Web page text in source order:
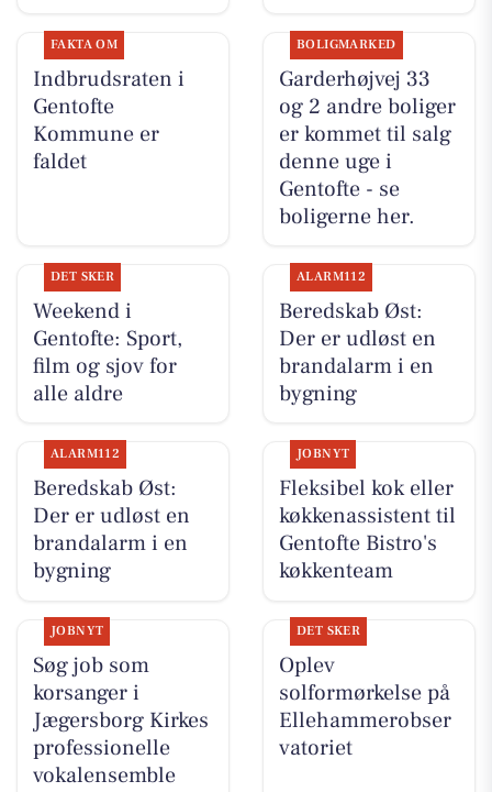
FAKTA OM
Indbrudsraten i
Gentofte
Kommune er
faldet
BOLIGMARKED
Garderhøjvej 33
og 2 andre boliger
er kommet til salg
denne uge i
Gentofte - se
boligerne her.
DET SKER
Weekend i
Gentofte: Sport,
film og sjov for
alle aldre
ALARM112
Beredskab Øst:
Der er udløst en
brandalarm i en
bygning
ALARM112
Beredskab Øst:
Der er udløst en
brandalarm i en
bygning
JOBNYT
Fleksibel kok eller
køkkenassistent til
Gentofte Bistro's
køkkenteam
JOBNYT
Søg job som
korsanger i
Jægersborg Kirkes
professionelle
vokalensemble
DET SKER
Oplev
solformørkelse på
Ellehammerobser
vatoriet